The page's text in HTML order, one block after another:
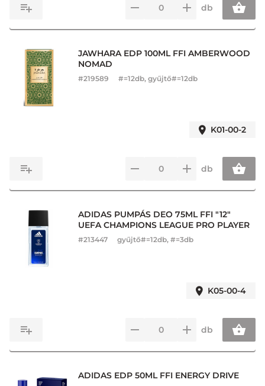
db
JAWHARA EDP 100ML FFI AMBERWOOD
NOMAD
#219589 #=12db, gyűjtő#=12db
K01-00-2
db
ADIDAS PUMPÁS DEO 75ML FFI "12"
UEFA CHAMPIONS LEAGUE PRO PLAYER
#213447 gyűjtő#=12db, #=3db
K05-00-4
db
ADIDAS EDP 50ML FFI ENERGY DRIVE